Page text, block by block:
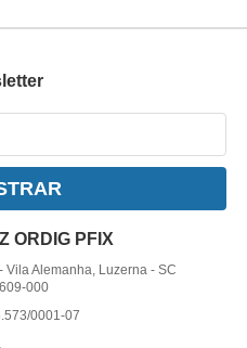
ORDIG PFIX
-Vila Alemanha, Luzerna -SC
000
0001-07